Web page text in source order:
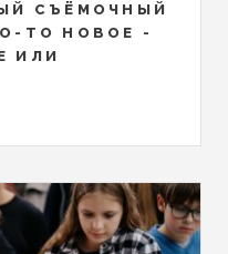
СЪЁМОЧНЫЙ
ТО НОВОЕ -
ИЛИ